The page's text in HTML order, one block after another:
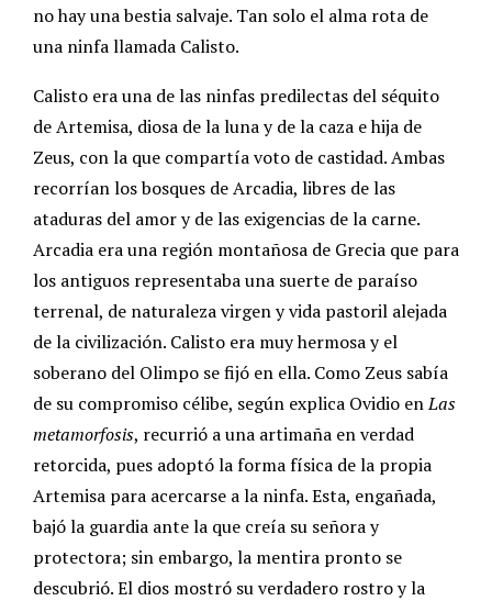
no hay una bestia salvaje. Tan solo el alma rota de
una ninfa llamada Calisto.
Calisto era una de las ninfas predilectas del séquito
de Artemisa, diosa de la luna y de la caza e hija de
Zeus, con la que compartía voto de castidad. Ambas
recorrían los bosques de Arcadia, libres de las
ataduras del amor y de las exigencias de la carne.
Arcadia era una región montañosa de Grecia que para
los antiguos representaba una suerte de paraíso
terrenal, de naturaleza virgen y vida pastoril alejada
de la civilización. Calisto era muy hermosa y el
soberano del Olimpo se fijó en ella. Como Zeus sabía
de su compromiso célibe, según explica Ovidio enLas
metamorfosis, recurrió a una artimaña en verdad
retorcida, pues adoptó la forma física de la propia
Artemisa para acercarse a la ninfa. Esta, engañada,
bajó la guardia ante la que creía su señora y
protectora; sin embargo, la mentira pronto se
descubrió. El dios mostró su verdadero rostro y la